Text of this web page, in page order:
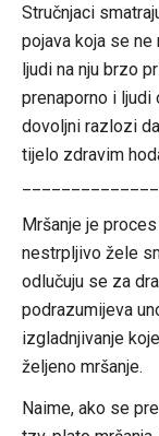
Stručnjaci
pojava koja se
ljudi na nju brzo
prenaporno i ljudi
dovoljni razlozi
tijelo zdravim
Mršanje je
nestrpljivo žele
odlučuju se za
podrazumijeva
izgladnjivanje
željeno mršanje.
Naime, ako se